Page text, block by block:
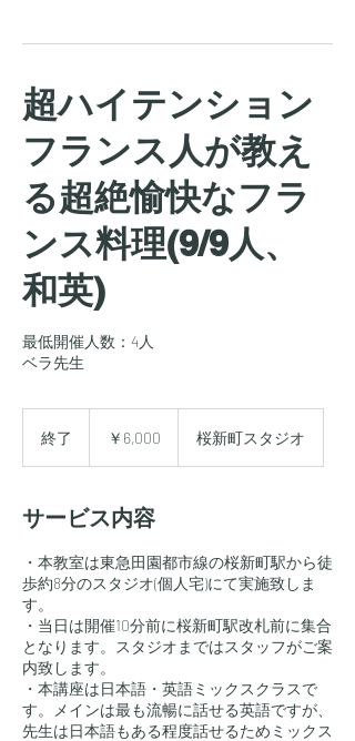
超ハイテンション
フランス人が教え
る超絶愉快なフラ
ンス料理(9/9人、
和英)
最低開催人数：4人
ベラ先生
終了 ￥6,000 桜新町スタジオ
サービス内容
・本教室は東急田園都市線の桜新町駅から徒
歩約8分のスタジオ(個人宅)にて実施致しま
す。
・当日は開催10分前に桜新町駅改札前に集合
となります。スタジオまではスタッフがご案
内致します。
・本講座は日本語・英語ミックスクラスで
す。メインは最も流暢に話せる英語ですが、
先生は日本語もある程度話せるためミックス